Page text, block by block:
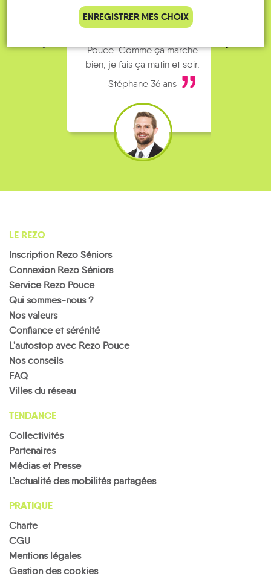
Je vais bosser en train, mais le
parking de la gare est toujours
Pouce. Comme ça marche
bien, je fais ça matin et soir.
Stéphane 36 ans
LE REZO
Inscription Rezo Séniors
Connexion Rezo Séniors
Service Rezo Pouce
Qui sommes-nous ?
Nos valeurs
Confiance et sérénité
L'autostop avec Rezo Pouce
Nos conseils
FAQ
Villes du réseau
TENDANCE
Collectivités
Partenaires
Médias et Presse
L’actualité des mobilités partagées
PRATIQUE
Charte
CGU
Mentions légales
Gestion des cookies
ENREGISTRER MES CHOIX